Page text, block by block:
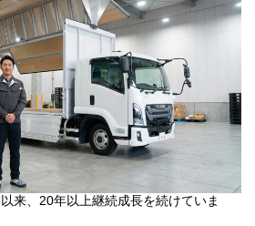
レーニングセンターで研修を実施。
で、実践的なカリキュラムで基礎から
月間を目安に、資格取得支援と先輩社員
を通じて技術を身につけます。
なればデビュー。その後も意欲次第で
度】
た方は、年2回の昇給昇格するチャンス
来、20年以上継続成長を続けていま